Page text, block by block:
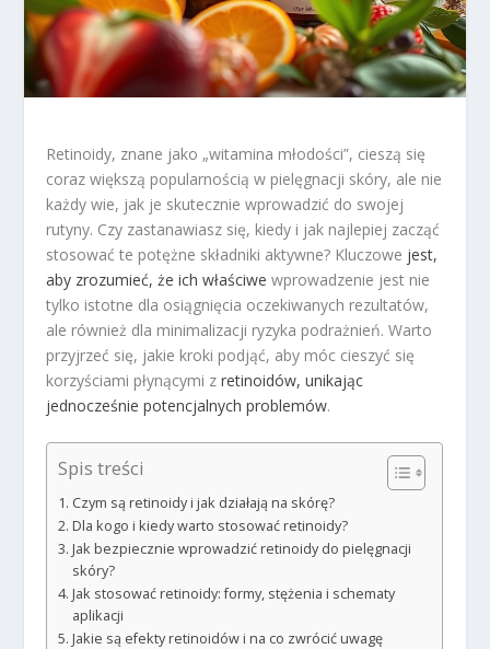
Retinoidy, znane jako „witamina młodości”, cieszą się
coraz większą popularnością w pielęgnacji skóry, ale nie
każdy wie, jak je skutecznie wprowadzić do swojej
rutyny. Czy zastanawiasz się, kiedy i jak najlepiej zacząć
stosować te potężne składniki aktywne? Kluczowe jest,
aby zrozumieć, że ich właściwe wprowadzenie jest nie
tylko istotne dla osiągnięcia oczekiwanych rezultatów,
ale również dla minimalizacji ryzyka podrażnień. Warto
przyjrzeć się, jakie kroki podjąć, aby móc cieszyć się
korzyściami płynącymi zretinoidów, unikając
jednocześnie potencjalnych problemów.
Spis treści
Czym są retinoidy i jak działają na skórę?
Dla kogo i kiedy warto stosować retinoidy?
Jak bezpiecznie wprowadzić retinoidy do pielęgnacji
skóry?
Jak stosować retinoidy: formy, stężenia i schematy
aplikacji
Jakie są efekty retinoidów i na co zwrócić uwagę